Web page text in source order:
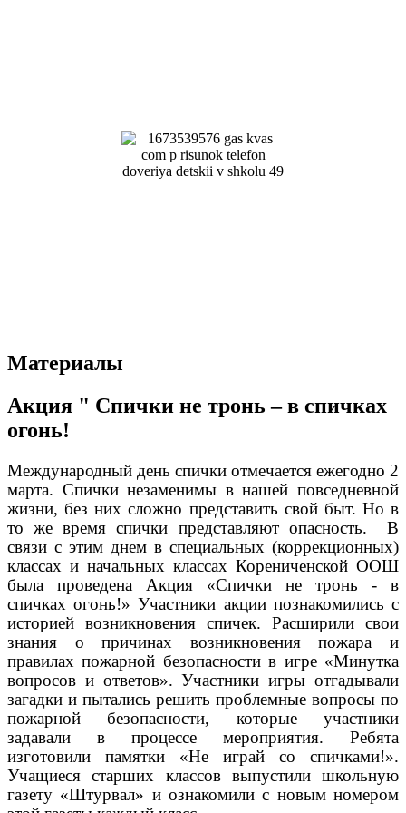
Материалы
Акция " Спички не тронь – в спичках
огонь!
Международный день спички отмечается ежегодно 2
марта. Спички незаменимы в нашей повседневной
жизни, без них сложно представить свой быт. Но в
то же время спички представляют опасность. В
связи с этим днем в специальных (коррекционных)
классах и начальных классах Корениченской ООШ
была проведена Акция «Спички не тронь - в
спичках огонь!» Участники акции познакомились с
историей возникновения спичек. Расширили свои
знания о причинах возникновения пожара и
правилах пожарной безопасности в игре «Минутка
вопросов и ответов». Участники игры отгадывали
загадки и пытались решить проблемные вопросы по
пожарной безопасности, которые участники
задавали в процессе мероприятия. Ребята
изготовили памятки «Не играй со спичками!».
Учащиеся старших классов выпустили школьную
газету «Штурвал» и ознакомили с новым номером